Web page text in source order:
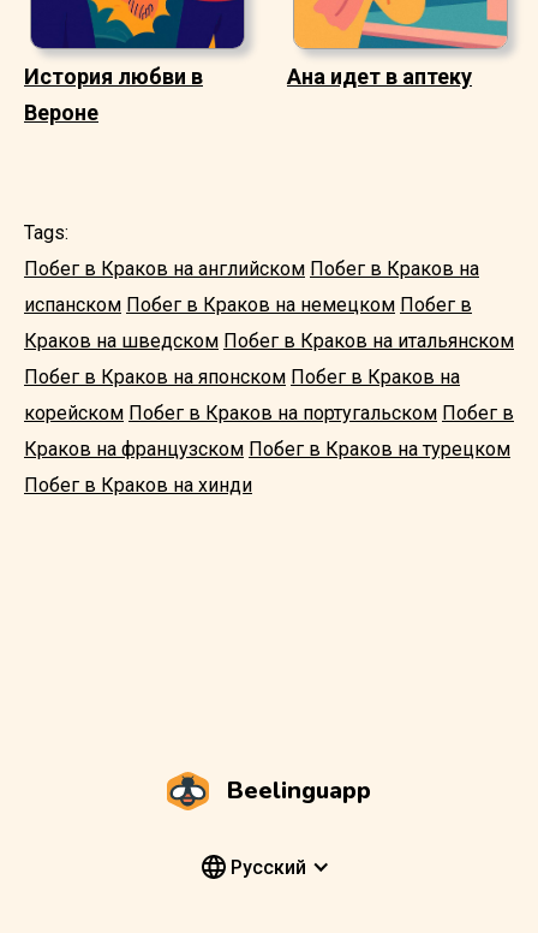
История любви в
Вероне
Ана идет в аптеку
Tags:
Побег в Краков на английском Побег в Краков на
испанском Побег в Краков на немецком Побег в
Краков на шведском Побег в Краков на итальянском
Побег в Краков на японском Побег в Краков на
корейском Побег в Краков на португальском Побег в
Краков на французском Побег в Краков на турецком
Побег в Краков на хинди
Beelinguapp
Pусский